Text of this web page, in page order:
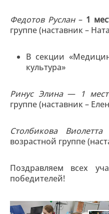
Федотов Руслан – 1
группе (наставник –
В секции
культура»
Ринус Элина— 1
группе (наставник –
Столбикова Виолетта
возрастной группе
Поздравляем всех
победителей!